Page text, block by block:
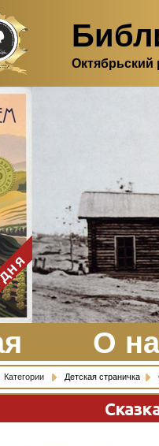
Октябрьский
с
и
во
-
-
О
Категории Детская страничка